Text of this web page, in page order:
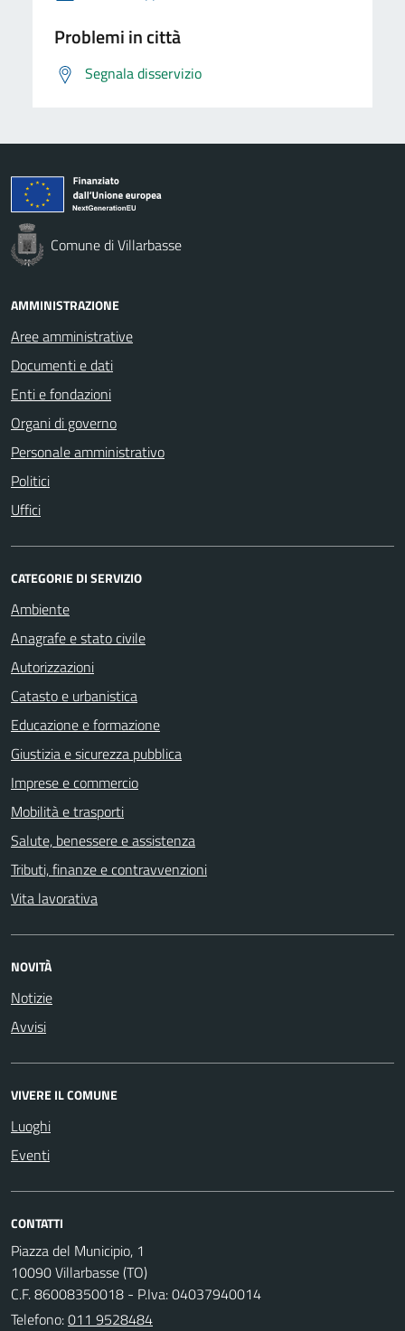
Problemi in città
Segnala disservizio
Comune di Villarbasse
AMMINISTRAZIONE
Aree amministrative
Documenti e dati
Enti e fondazioni
Organi di governo
Personale amministrativo
Politici
Uffici
CATEGORIE DI SERVIZIO
Ambiente
Anagrafe e stato civile
Autorizzazioni
Catasto e urbanistica
Educazione e formazione
Giustizia e sicurezza pubblica
Imprese e commercio
Mobilità e trasporti
Salute, benessere e assistenza
Tributi, finanze e contravvenzioni
Vita lavorativa
NOVITÀ
Notizie
Avvisi
VIVERE IL COMUNE
Luoghi
Eventi
CONTATTI
Piazza del Municipio, 1
10090 Villarbasse (TO)
C.F. 86008350018 - P.Iva: 04037940014
Telefono:011 9528484